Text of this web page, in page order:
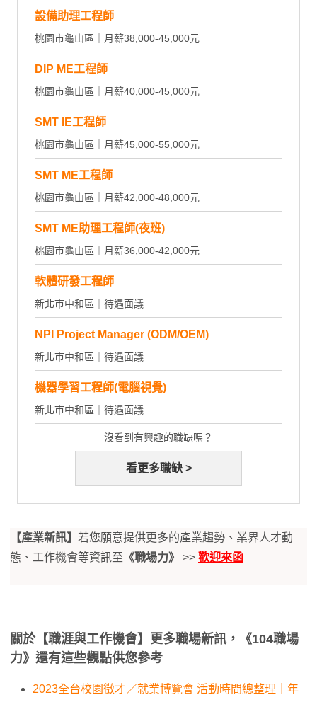
設備助理工程師
桃園市龜山區｜月薪38,000-45,000元
DIP ME工程師
桃園市龜山區｜月薪40,000-45,000元
SMT IE工程師
桃園市龜山區｜月薪45,000-55,000元
SMT ME工程師
桃園市龜山區｜月薪42,000-48,000元
SMT ME助理工程師(夜班)
桃園市龜山區｜月薪36,000-42,000元
軟體研發工程師
新北市中和區｜待遇面議
NPI Project Manager (ODM/OEM)
新北市中和區｜待遇面議
機器學習工程師(電腦視覺)
新北市中和區｜待遇面議
沒看到有興趣的職缺嗎？
看更多職缺 >
【產業新訊】 若您願意提供更多的產業趨勢、業界人才動
態、工作機會等資訊至 《職場力》 >> 歡迎來函
關於【職涯與工作機會】更多職場新訊，《104職場
力》還有這些觀點供您參考
2023全台校園徵才／就業博覽會 活動時間總整理｜年